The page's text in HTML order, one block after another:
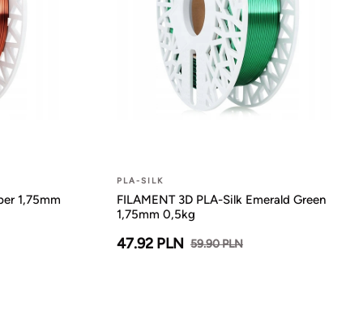
1,75mm
PLA-SILK
FILAMENT 3D PLA-Silk Emerald Green
1,75mm 0,5kg
47.92 PLN 59.90 PLN